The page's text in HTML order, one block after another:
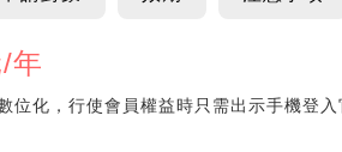
年
化，行使會員權益時只需出示手機登入